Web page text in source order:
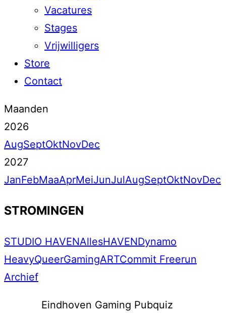
Vacatures
Stages
Vrijwilligers
Store
Contact
Maanden
2026
AugSeptOktNovDec
2027
JanFebMaaAprMeiJunJulAugSeptOktNovDec
STROMINGEN
STUDIO HAVENAllesHAVENDynamo
HeavyQueerGamingARTCommit Freerun
Archief
Eindhoven Gaming Pubquiz